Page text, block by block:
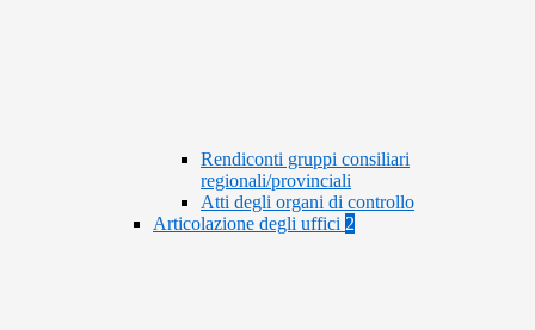
Rendiconti gruppi consiliari
regionali/provinciali
Atti degli organi di controllo
Articolazione degli uffici 2